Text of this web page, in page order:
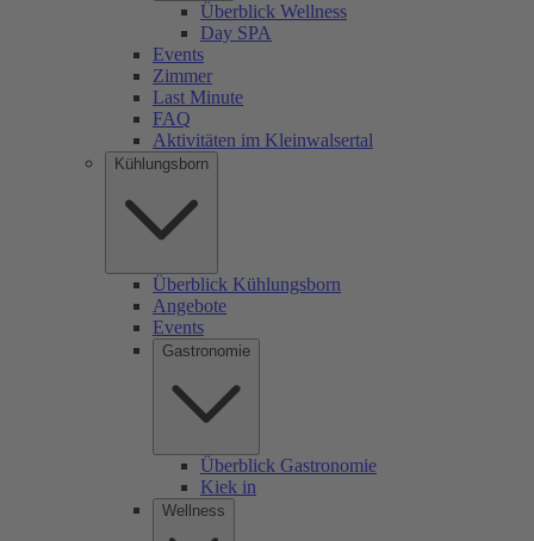
Überblick Wellness
Day SPA
Events
Zimmer
Last Minute
FAQ
Aktivitäten im Kleinwalsertal
Kühlungsborn
Überblick Kühlungsborn
Angebote
Events
Gastronomie
Überblick Gastronomie
Kiek in
Wellness